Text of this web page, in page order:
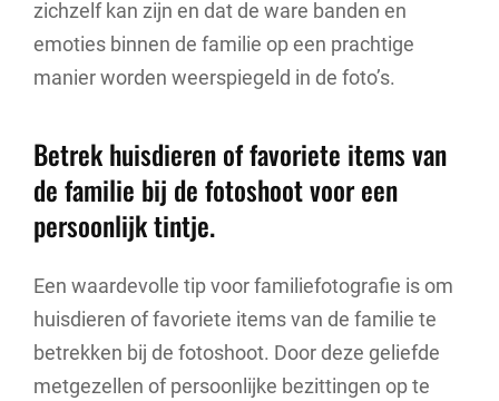
zichzelf kan zijn en dat de ware banden en
emoties binnen de familie op een prachtige
manier worden weerspiegeld in de foto’s.
Betrek huisdieren of favoriete items van
de familie bij de fotoshoot voor een
persoonlijk tintje.
Een waardevolle tip voor familiefotografie is om
huisdieren of favoriete items van de familie te
betrekken bij de fotoshoot. Door deze geliefde
metgezellen of persoonlijke bezittingen op te